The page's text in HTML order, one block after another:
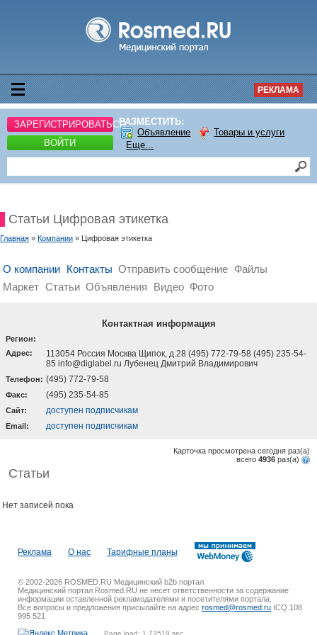
РЕКЛАМА
ЗАРЕГИСТРИРОВАТЬСЯ
ВОЙТИ
РАЗМЕСТИТЬ:
Объявление
Товары и услуги
Еще...
Статьи Цифровая этикетка
Главная » Компании » Цифровая этикетка
О компании Контакты Отправить сообщение Файлы
Маркет Статьи Объявления Видео Фото
Контактная информация
Регион:
Адрес:
113054 Россия Москва Щипок, д.28 (495) 772-79-58 (495) 235-54-
85 info@diglabel.ru Лубенец Дмитрий Владимирович
Телефон: (495) 772-79-58
Факс: (495) 235-54-85
Cайт: доступен подписчикам
Email: доступен подписчикам
Карточка просмотрена сегодня раз(a)
всего 4936 раз(a)
Статьи
Нет записей пока
Реклама О нас Тарифные планы
© 2002-2026 ROSMED.RU Медицинский b2b портал
Медицинский портал Rosmed.RU не несет ответственности за содержание
информации оставленной рекламодателями и посетителями портала.
Все вопросы и предложения присылайте на адрес rosmed@rosmed.ru ICQ 108
995 521
Page load: 1.73519 sec